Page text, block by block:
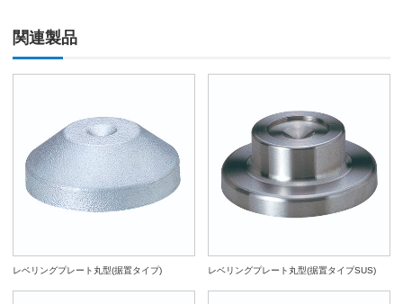
関連製品
レベリングプレート丸型(据置タイプ) レベリングプレート丸型(据置タイプSUS)